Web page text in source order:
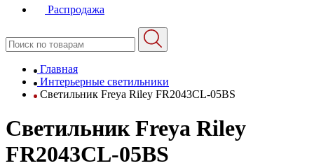
Распродажа
Главная
Интерьерные светильники
Светильник Freya Riley FR2043CL-05BS
Светильник Freya Riley
FR2043CL-05BS